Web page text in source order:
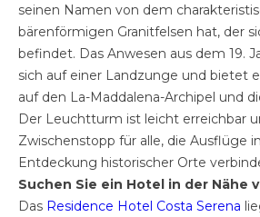
seinen Namen von dem
bärenförmigen Granitfelsen hat, der
befindet. Das Anwesen aus dem 19.
sich auf einer Landzunge und bietet
auf den La-Maddalena-Archipel und
Der Leuchtturm ist leicht erreichbar
Zwischenstopp für alle, die Ausflüge
Entdeckung historischer Orte
Suchen Sie ein Hotel in der Nähe
Das Residence Hotel Costa Serena